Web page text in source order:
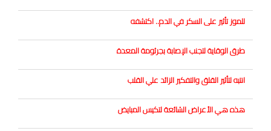
للموز تأثير على السكر في الدم.. اكتشفه
طرق الوقاية لتجنب الإصابة بجرثومة المعدة
انتبه لتأثير القلق والتفكير الزائد علي القلب
هذه هي الأعراض الشائعة لتكيس المبايض